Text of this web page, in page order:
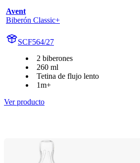
Avent
Biberón Classic+
SCF564/27
2 biberones
260 ml
Tetina de flujo lento
1m+
Ver producto